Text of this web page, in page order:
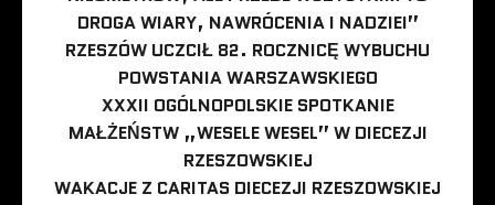
DROGA WIARY, NAWRÓCENIA I NADZIEI”
RZESZÓW UCZCIŁ 82. ROCZNICĘ WYBUCHU
POWSTANIA WARSZAWSKIEGO
XXXII OGÓLNOPOLSKIE SPOTKANIE
MAŁŻEŃSTW „WESELE WESEL” W DIECEZJI
RZESZOWSKIEJ
WAKACJE Z CARITAS DIECEZJI RZESZOWSKIEJ